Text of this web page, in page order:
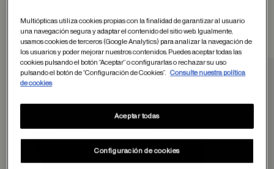
Otros usuarios tambien han comprado
Multiópticas utiliza cookies propias con la finalidad de garantizar al usuario
una navegación segura y adaptar el contenido del sitio web. Igualmente,
usamos cookies de terceros (Google Analytics) para analizar la navegación de
los usuarios y poder mejorar nuestros contenidos. Puedes aceptar todas las
cookies pulsando el botón “Aceptar” o configurarlas o rechazar su uso
pulsando el botón de “Configuración de Cookies”.
Consulte nuestra política
de cookies
Configuración de cookies
Aceptar todas